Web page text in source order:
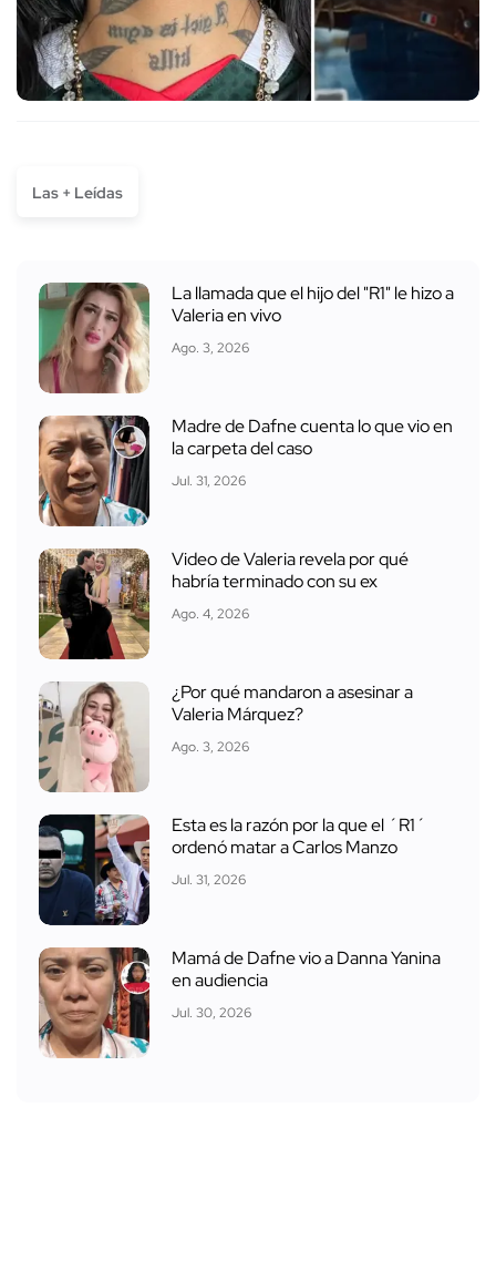
Las + Leídas
La llamada que el hijo del "R1" le hizo a
Valeria en vivo
Ago. 3, 2026
Madre de Dafne cuenta lo que vio en
la carpeta del caso
Jul. 31, 2026
Video de Valeria revela por qué
habría terminado con su ex
Ago. 4, 2026
¿Por qué mandaron a asesinar a
Valeria Márquez?
Ago. 3, 2026
Esta es la razón por la que el ´R1´
ordenó matar a Carlos Manzo
Jul. 31, 2026
Mamá de Dafne vio a Danna Yanina
en audiencia
Jul. 30, 2026